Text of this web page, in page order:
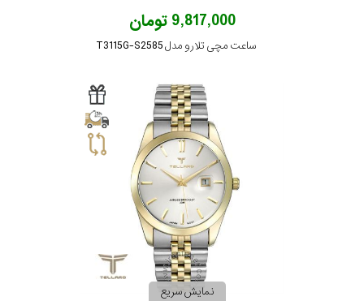
9,817,000 تومان
ساعت مچی تلارو مدل T3115G-S2585
نمایش سریع